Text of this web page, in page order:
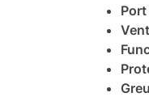
Port